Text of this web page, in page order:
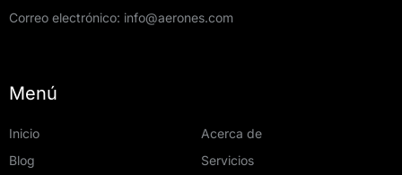
Correo electrónico: info@aerones.com
Menú
Inicio
Acerca de
Blog
Servicios